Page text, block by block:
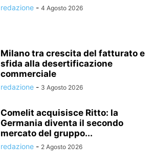
redazione - 4 Agosto 2026
Milano tra crescita del fatturato e
sfida alla desertificazione
commerciale
redazione - 3 Agosto 2026
Comelit acquisisce Ritto: la
Germania diventa il secondo
mercato del gruppo...
redazione - 2 Agosto 2026